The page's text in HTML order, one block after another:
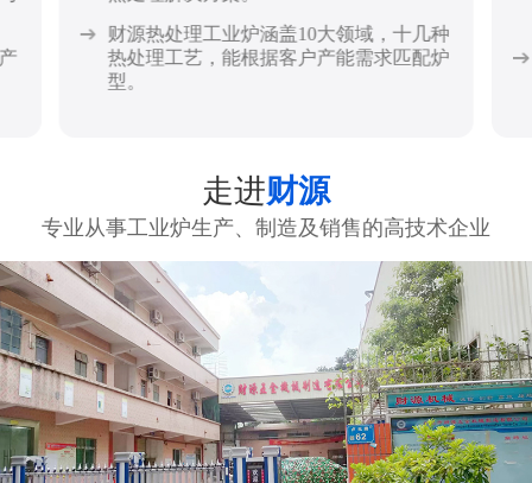
财源热处理工业炉涵盖10大领域，十几种
热处理工艺，能根据客户产能需求匹配炉
型。
走进财源
专业从事工业炉生产、制造及销售的高技术企业